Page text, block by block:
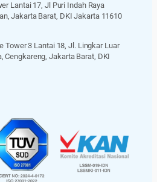
Lantai 17, Jl Puri Indah Raya
Jakarta Barat, DKI Jakarta 11610
Tower 3 Lantai 18, Jl. Lingkar Luar
Cengkareng, Jakarta Barat, DKI